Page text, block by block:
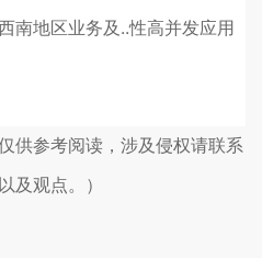
南地区业务及..性高并发应用
供参考阅读，涉及侵权请联系
及观点。）